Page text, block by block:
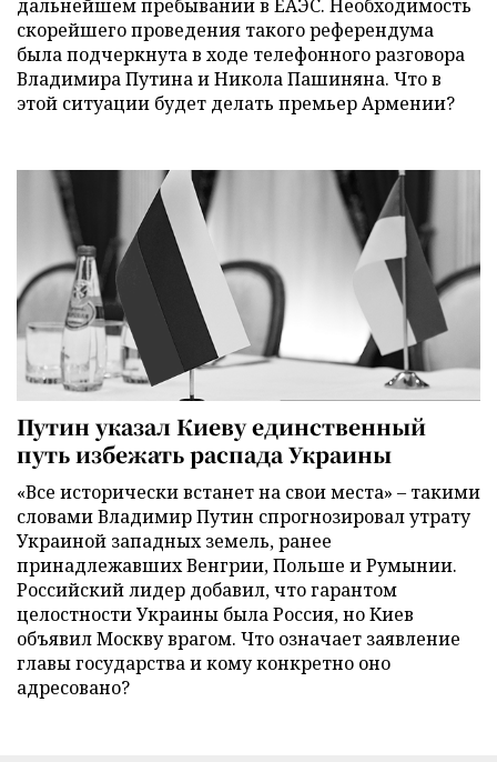
дальнейшем пребывании в ЕАЭС. Необходимость
скорейшего проведения такого референдума
была подчеркнута в ходе телефонного разговора
Владимира Путина и Никола Пашиняна. Что в
этой ситуации будет делать премьер Армении?
Путин указал Киеву единственный
путь избежать распада Украины
«Все исторически встанет на свои места» – такими
словами Владимир Путин спрогнозировал утрату
Украиной западных земель, ранее
принадлежавших Венгрии, Польше и Румынии.
Российский лидер добавил, что гарантом
целостности Украины была Россия, но Киев
объявил Москву врагом. Что означает заявление
главы государства и кому конкретно оно
адресовано?